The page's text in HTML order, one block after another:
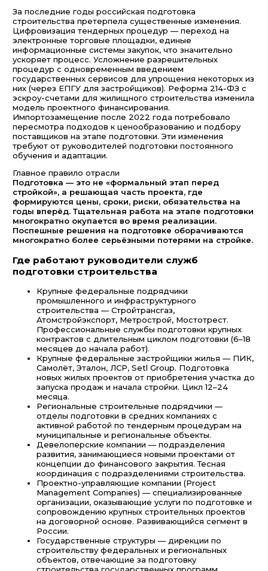
За последние годы российская подготовка
строительства претерпела существенные изменения.
Цифровизация тендерных процедур — переход на
электронные торговые площадки, единые
информационные системы закупок, что значительно
ускоряет процесс. Усложнение разрешительных
процедур с одновременным введением
государственных сервисов для упрощения некоторых из
них (через ЕПГУ для застройщиков). Реформа 214-ФЗ с
эскроу-счетами для жилищного строительства изменила
модель проектного финансирования.
Импортозамещение после 2022 года потребовало
пересмотра подходов к ценообразованию и подбору
поставщиков на этапе подготовки. Эти изменения
требуют от руководителей подготовки постоянного
обучения и адаптации.
Главное правило отрасли
Подготовка — это не «формальный этап перед
стройкой», а решающая часть проекта, где
формируются цены, сроки, риски, обязательства на
годы вперёд. Тщательная работа на этапе подготовки
многократно окупается во время реализации.
Поспешные решения на подготовке оборачиваются
многократно более серьёзными потерями на стройке.
Где работают руководители служб
подготовки строительства
Крупные федеральные подрядчики
промышленного и инфраструктурного
строительства — Стройтрансгаз,
Атомстройэкспорт, Метрострой, Мостотрест.
Профессиональные службы подготовки крупных
контрактов с длительным циклом подготовки (6–18
месяцев до начала работ).
Крупные федеральные застройщики жилья — ПИК,
Самолёт, Эталон, ЛСР, Setl Group. Подготовка
новых жилых проектов от приобретения участка до
запуска продаж и начала стройки. Цикл 12–24
месяца.
Региональные строительные подрядчики —
отделы подготовки в средних компаниях с
активной работой по тендерным процедурам на
муниципальные и региональные объекты.
Девелоперские компании — подразделения
развития, занимающиеся новыми проектами от
концепции до финансового закрытия. Тесная
координация с подразделениями строительства.
Проектно-управляющие компании (Project
Management Companies) — специализированные
организации, оказывающие услуги по подготовке и
сопровождению крупных строительных проектов
на договорной основе. Развивающийся сегмент в
России.
Государственные структуры — дирекции по
строительству федеральных и региональных
объектов, отвечающие за подготовку